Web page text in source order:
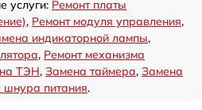
услуги: Ремонт платы
, Ремонт модуля управления,
индикаторной лампы,
, Ремонт механизма
ТЭН, Замена таймера, Замена
питания.